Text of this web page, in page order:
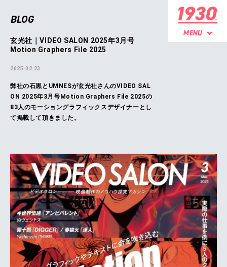
BLOG
玄光社｜VIDEO SALON 2025年3月号
Motion Graphers File 2025
2025.02.23
弊社の石黒とUMNESが玄光社さんのVIDEO SAL
ON 2025年3月号Motion Graphers File 2025の
83人のモーショングラフィックスデザイナーとし
て掲載して頂きました。